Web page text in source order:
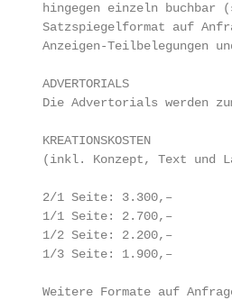
hingegen einzeln
Satzspiegelformat auf
Anzeigen-Teilbelegungen
ADVERTORIALS
Die Advertorials werden
KREATIONSKOSTEN
(inkl. Konzept, Text und
2/1 Seite: 3.300,–
1/1 Seite: 2.700,–
1/2 Seite: 2.200,–
1/3 Seite: 1.900,–
Weitere Formate auf